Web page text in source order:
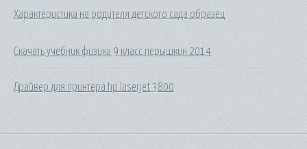
Характеристика на родителя детского сада образец
Скачать учебник физика 9 класс перышкин 2014
Драйвер для принтера hp laserjet 3800